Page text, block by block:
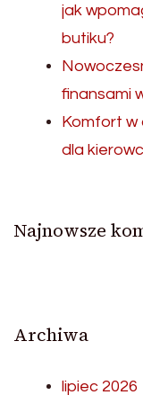
jak
butiku?
finansami
Komfort w
dla
Najnowsze
Archiwa
lipiec 2026